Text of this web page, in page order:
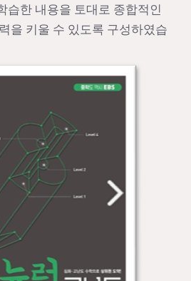
습한 내용을 토대로 종합적인
을 키울 수 있도록 구성하였습